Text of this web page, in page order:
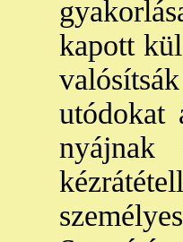
kapott
utódokat
nyájnak